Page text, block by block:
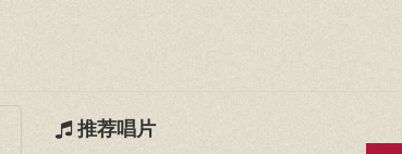
推荐唱片